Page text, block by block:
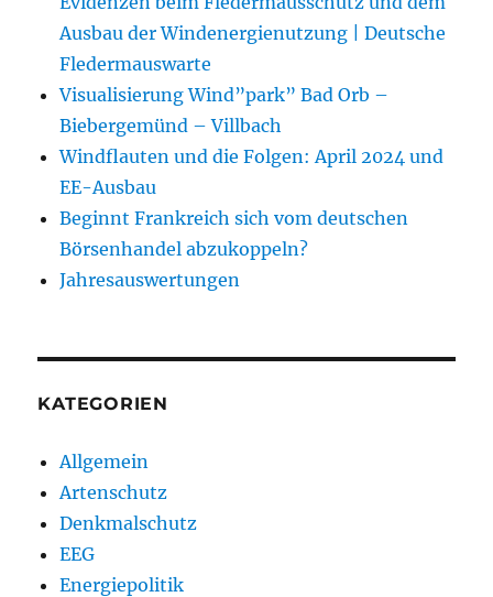
Ausbau der Windenergienutzung | Deutsche
Fledermauswarte
Visualisierung Wind”park” Bad Orb –
Biebergemünd – Villbach
Windflauten und die Folgen: April 2024 und
EE-Ausbau
Beginnt Frankreich sich vom deutschen
Börsenhandel abzukoppeln?
Jahresauswertungen
KATEGORIEN
Allgemein
Artenschutz
Denkmalschutz
EEG
Energiepolitik